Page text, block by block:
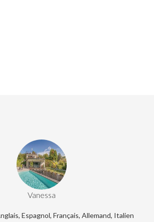
Vanessa
Espagnol, Français, Allemand, Italien